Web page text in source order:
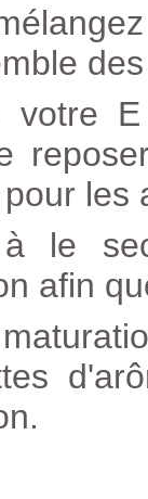
votre
les
à le
afin